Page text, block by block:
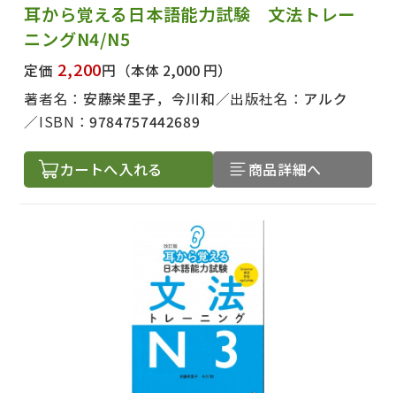
耳から覚える日本語能力試験 文法トレー
ニングN4/N5
定価 2,200円 （本体 2,000 円）
著者名： 安藤栄里子，今川和 出版社名： アルク
ISBN：9784757442689
カートへ入れる 商品詳細へ